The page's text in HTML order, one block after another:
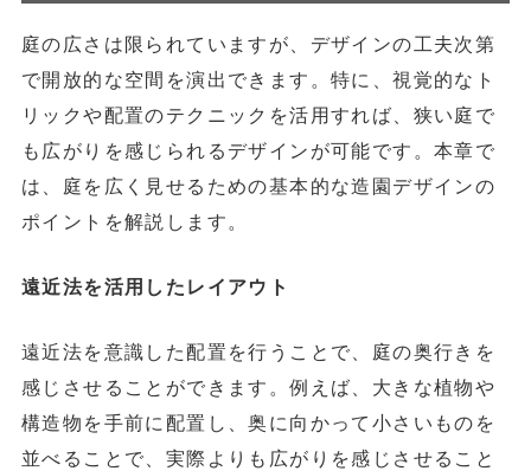
庭の広さは限られていますが、デザインの工夫次第
で開放的な空間を演出できます。特に、視覚的なト
リックや配置のテクニックを活用すれば、狭い庭で
も広がりを感じられるデザインが可能です。本章で
は、庭を広く見せるための基本的な造園デザインの
ポイントを解説します。
遠近法を活用したレイアウト
遠近法を意識した配置を行うことで、庭の奥行きを
感じさせることができます。例えば、大きな植物や
構造物を手前に配置し、奥に向かって小さいものを
並べることで、実際よりも広がりを感じさせること